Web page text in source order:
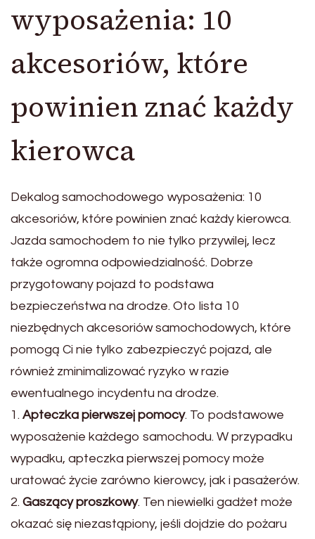
wyposażenia: 10
akcesoriów, które
powinien znać każdy
kierowca
Dekalog samochodowego wyposażenia: 10
akcesoriów, które powinien znać każdy kierowca.
Jazda samochodem to nie tylko przywilej, lecz
także ogromna odpowiedzialność. Dobrze
przygotowany pojazd to podstawa
bezpieczeństwa na drodze. Oto lista 10
niezbędnych akcesoriów samochodowych, które
pomogą Ci nie tylko zabezpieczyć pojazd, ale
również zminimalizować ryzyko w razie
ewentualnego incydentu na drodze.
1. Apteczka pierwszej pomocy. To podstawowe
wyposażenie każdego samochodu. W przypadku
wypadku, apteczka pierwszej pomocy może
uratować życie zarówno kierowcy, jak i pasażerów.
2. Gaszący proszkowy. Ten niewielki gadżet może
okazać się niezastąpiony, jeśli dojdzie do pożaru